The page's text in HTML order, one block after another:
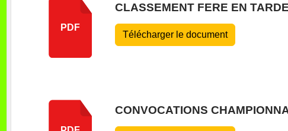
PDF
CLASSEMENT FERE EN
Télécharger le document
CONVOCATIONS